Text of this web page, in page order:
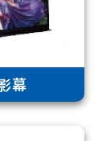
幕